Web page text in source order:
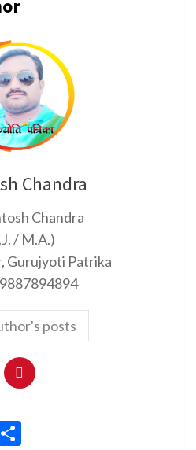
Chandra
Chandra
/ M.A.)
Gurujyoti Patrika
posts